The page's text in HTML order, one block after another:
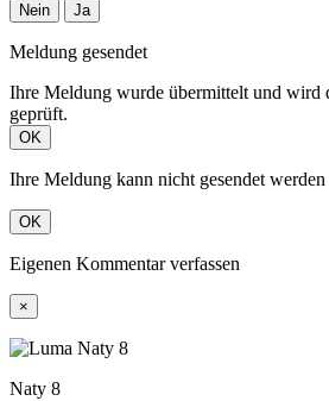
Nein Ja
Meldung gesendet
Ihre Meldung wurde übermittelt und wird
geprüft.
OK
Ihre Meldung kann nicht gesendet werden
OK
Eigenen Kommentar verfassen
×
Naty 8